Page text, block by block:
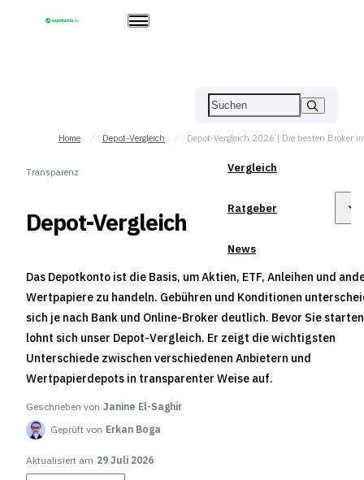
Vergleich
Ratgeber
News
Home Depot-Vergleich
Transparenz
Depot-Vergleich
Das Depotkonto ist die Basis, um Aktien, ETF, Anleihen und
Wertpapiere zu handeln. Gebühren und Konditionen
sich je nach Bank und Online-Broker deutlich. Bevor Sie
lohnt sich unser Depot-Vergleich. Er zeigt die wichtigsten
Unterschiede zwischen verschiedenen Anbietern und
Wertpapierdepots in transparenter Weise auf.
Geschrieben von Janine El-Saghir
Geprüft von Erkan Boga
Aktualisiert am 29 Juli 2026